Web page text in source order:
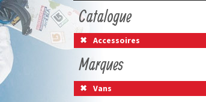
Catalogue
Accessoires
Marques
Vans